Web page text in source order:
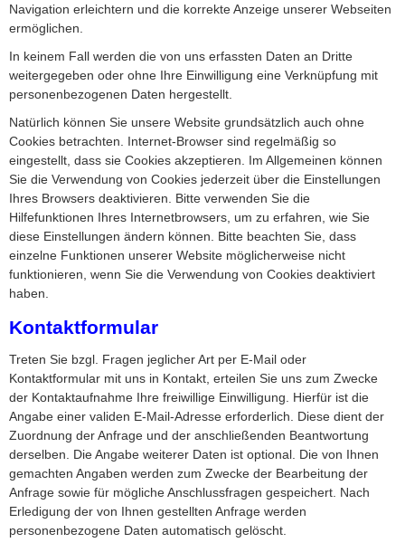
Navigation erleichtern und die korrekte Anzeige unserer Webseiten
ermöglichen.
In keinem Fall werden die von uns erfassten Daten an Dritte
weitergegeben oder ohne Ihre Einwilligung eine Verknüpfung mit
personenbezogenen Daten hergestellt.
Natürlich können Sie unsere Website grundsätzlich auch ohne
Cookies betrachten. Internet-Browser sind regelmäßig so
eingestellt, dass sie Cookies akzeptieren. Im Allgemeinen können
Sie die Verwendung von Cookies jederzeit über die Einstellungen
Ihres Browsers deaktivieren. Bitte verwenden Sie die
Hilfefunktionen Ihres Internetbrowsers, um zu erfahren, wie Sie
diese Einstellungen ändern können. Bitte beachten Sie, dass
einzelne Funktionen unserer Website möglicherweise nicht
funktionieren, wenn Sie die Verwendung von Cookies deaktiviert
haben.
Kontaktformular
Treten Sie bzgl. Fragen jeglicher Art per E-Mail oder
Kontaktformular mit uns in Kontakt, erteilen Sie uns zum Zwecke
der Kontaktaufnahme Ihre freiwillige Einwilligung. Hierfür ist die
Angabe einer validen E-Mail-Adresse erforderlich. Diese dient der
Zuordnung der Anfrage und der anschließenden Beantwortung
derselben. Die Angabe weiterer Daten ist optional. Die von Ihnen
gemachten Angaben werden zum Zwecke der Bearbeitung der
Anfrage sowie für mögliche Anschlussfragen gespeichert. Nach
Erledigung der von Ihnen gestellten Anfrage werden
personenbezogene Daten automatisch gelöscht.